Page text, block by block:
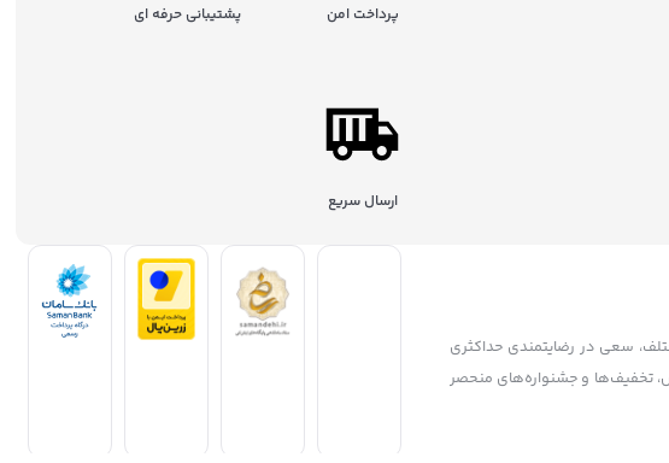
پرداخت امن پشتیبانی حرفه ای
ارسال سریع
سعی در رضایتمندی حداکثری
پس از فروش، تخفیف‌ها و جشنواره‌های منحصر
رضایت مشتریان، همواره